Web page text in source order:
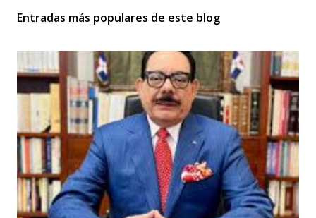
Entradas más populares de este blog